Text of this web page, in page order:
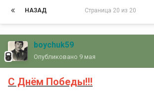
НАЗАД Страница 20 из 20
boychuk59
Опубликовано 9 мая
С Днём Победы!!!